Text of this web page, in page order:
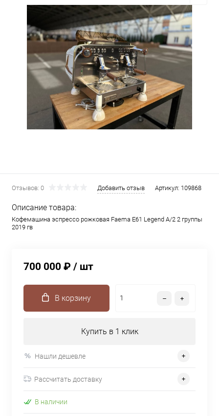
Отзывов: 0 Добавить отзыв Артикул: 109868
Описание товара:
Кофемашина эспрессо рожковая Faema E61 Legend A/2 2 группы
2019 гв
700 000 ₽ / шт
В корзину
Купить в 1 клик
Нашли дешевле
Рассчитать доставку
В наличии